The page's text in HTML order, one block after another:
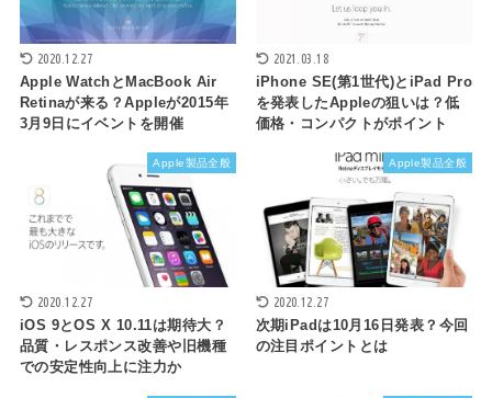
2020.12.27
Apple WatchとMacBook Air
Retinaが来る？Appleが2015年
3月9日にイベントを開催
2021.03.18
iPhone SE(第1世代)とiPad Pro
を発表したAppleの狙いは？低
価格・コンパクトがポイント
Apple製品全般
2020.12.27
iOS 9とOS X 10.11は期待大？
品質・レスポンス改善や旧機種
での安定性向上に注力か
Apple製品全般
2020.12.27
次期iPadは10月16日発表？今回
の注目ポイントとは